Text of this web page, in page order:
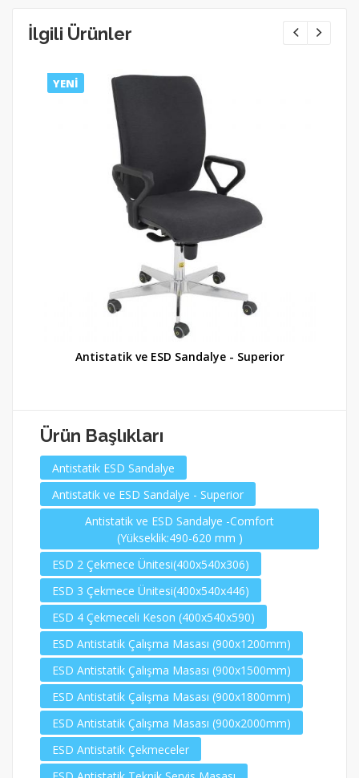
İlgili Ürünler
YENİ
Antistatik ve ESD Sandalye - Superior
Ürün Başlıkları
Antistatik ESD Sandalye
Antistatik ve ESD Sandalye - Superior
Antistatik ve ESD Sandalye -Comfort
(Yükseklik:490-620 mm )
ESD 2 Çekmece Ünitesi(400x540x306)
ESD 3 Çekmece Ünitesi(400x540x446)
ESD 4 Çekmeceli Keson (400x540x590)
ESD Antistatik Çalışma Masası (900x1200mm)
ESD Antistatik Çalışma Masası (900x1500mm)
ESD Antistatik Çalışma Masası (900x1800mm)
ESD Antistatik Çalışma Masası (900x2000mm)
ESD Antistatik Çekmeceler